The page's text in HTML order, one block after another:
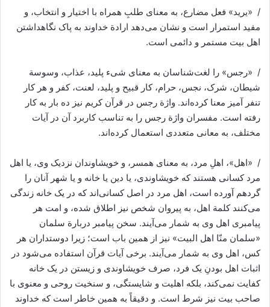
/ «یرید» فعل مضارع، به معنای طلبِ همراه با اختیار و انتخاب، و
مفید استمرار است و نشان می‌دهد ارادة خداوند به پاک نگاهداشتن
اهل بیت مستمر و دائمی است.
/ «رجس» را لغت‌شناسان به معنای شیء پلید، عذاب، وسوسة
شیطان، شرک، نجس، حرام، کار قبیح و پلید، لعنت، کفر و هر کار
تنفر آمیز معنا کرده‌اند. واژة رجس در قرآن کریم نیز ده بار به کار
رفته است. مفسران واژة رجس را به تناسب کاربرد آن در آیات
مختلف، به معانی متعددی استعمال کرده‌اند.
/ «اهل»، اهلِ مرد، به معنای همسر، و خویشاوندان نزدیک وی، یا اهل
مرد کسانی هستند که خویشاوندی، یا دین یا خانه و یا شهر آنان را
گردهم آورده است، اهل مرد در اصل کسانی‌اند که در یک خانه زندگی
می‌کنند کلمة اهل، به پیروان شخص نیز اطلاق شده، و امت هر
پیامبری اهل وی به شمار می‌آیند. سخن پیامبر دربارة سلمان
«سلمان منّا اهل البیت» نیز از همین باب است؛ زیرا دوستداران هر
کس، اهل وی به شمار می‌آیند. برخی آیات قرآن استفاده می‌شود در
اثبات اهل بودنِ یک فرد، صرف خویشاوندی و زیستن در یک خانه
کفایت نمی‌کند، بلکه اهلیت و شایستگی، و سنخیت روحی و معنوی با
صاحب بیت نیز شرط است. و دقیقاً به همین خاطر است که خداوند